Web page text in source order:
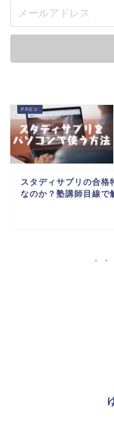
スタディサプリの合格
なのか？塾講師目線で